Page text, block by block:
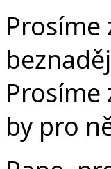
Prosíme
Prosíme
by pro